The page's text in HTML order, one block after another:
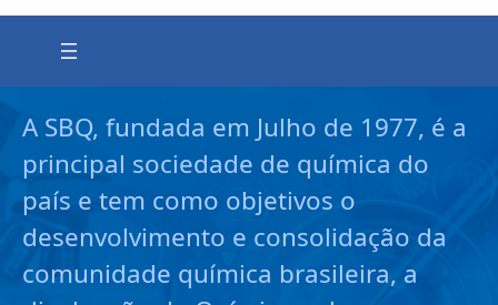
A SBQ, fundada em Julho de 1977, é a
principal sociedade de química do
país e tem como objetivos o
desenvolvimento e consolidação da
comunidade química brasileira, a